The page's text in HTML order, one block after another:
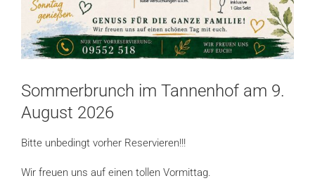
Sommerbrunch im Tannenhof am 9.
August 2026
Bitte unbedingt vorher Reservieren!!!
Wir freuen uns auf einen tollen Vormittag.